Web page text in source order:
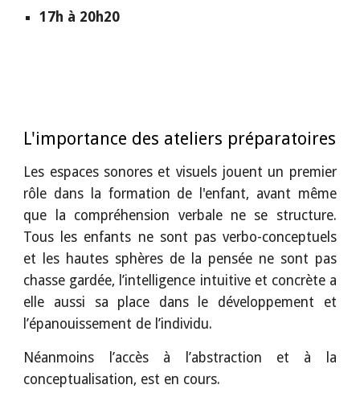
17h à 20h20
L'importance des ateliers préparatoires
Les espaces sonores et visuels jouent un premier
rôle dans la formation de l'enfant, avant même
que la compréhension verbale ne se structure.
Tous les enfants ne sont pas verbo-conceptuels
et les hautes sphères de la pensée ne sont pas
chasse gardée, l’intelligence intuitive et concrète a
elle aussi sa place dans le développement et
l’épanouissement de l’individu.
Néanmoins l’accès à l’abstraction et à la
conceptualisation, est en cours.